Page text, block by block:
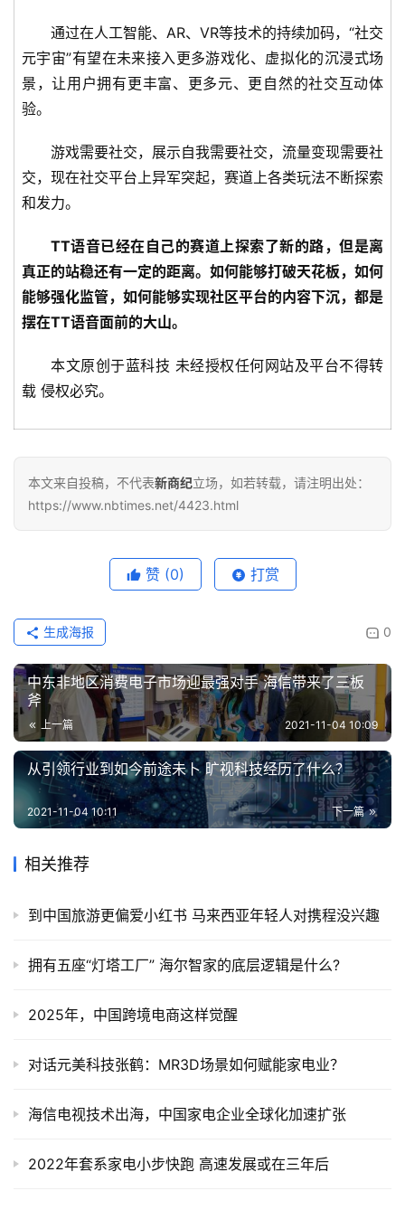
通过在人工智能、AR、VR等技术的持续加码，“社交
元宇宙”有望在未来接入更多游戏化、虚拟化的沉浸式场
景，让用户拥有更丰富、更多元、更自然的社交互动体
验。
游戏需要社交，展示自我需要社交，流量变现需要社
交，现在社交平台上异军突起，赛道上各类玩法不断探索
和发力。
TT语音已经在自己的赛道上探索了新的路，但是离
真正的站稳还有一定的距离。如何能够打破天花板，如何
能够强化监管，如何能够实现社区平台的内容下沉，都是
摆在TT语音面前的大山。
本文原创于蓝科技 未经授权任何网站及平台不得转
载 侵权必究。
本文来自投稿，不代表新商纪立场，如若转载，请注明出处：
https://www.nbtimes.net/4423.html
赞 (0) 打赏
0
生成海报
中东非地区消费电子市场迎最强对手 海信带来了三板
斧
上一篇 2021-11-04 10:09
从引领行业到如今前途未卜 旷视科技经历了什么？
下一篇
2021-11-04 10:11
相关推荐
到中国旅游更偏爱小红书 马来西亚年轻人对携程没兴趣
拥有五座“灯塔工厂” 海尔智家的底层逻辑是什么?
2025年，中国跨境电商这样觉醒
对话元美科技张鹤：MR3D场景如何赋能家电业？
海信电视技术出海，中国家电企业全球化加速扩张
2022年套系家电小步快跑 高速发展或在三年后